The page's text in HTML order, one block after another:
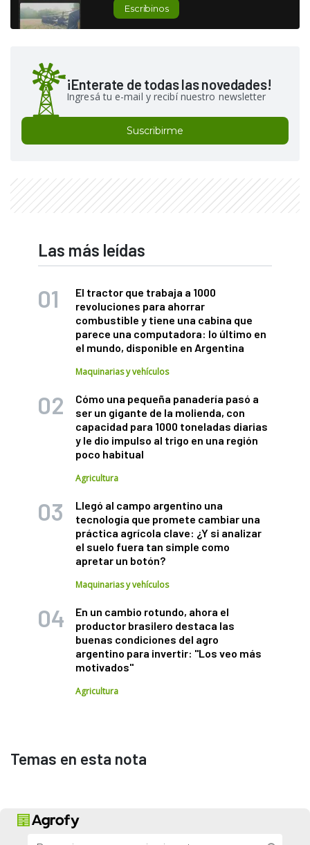
Escribinos
¡Enterate de todas las novedades!
Ingresá tu e-mail y recibí nuestro newsletter
Suscribirme
Las más leídas
El tractor que trabaja a 1000
revoluciones para ahorrar
combustible y tiene una cabina que
parece una computadora: lo último en
el mundo, disponible en Argentina
Maquinarias y vehículos
Cómo una pequeña panadería pasó a
ser un gigante de la molienda, con
capacidad para 1000 toneladas diarias
y le dio impulso al trigo en una región
poco habitual
Agricultura
Llegó al campo argentino una
tecnología que promete cambiar una
práctica agrícola clave: ¿Y si analizar
el suelo fuera tan simple como
apretar un botón?
Maquinarias y vehículos
En un cambio rotundo, ahora el
productor brasilero destaca las
buenas condiciones del agro
argentino para invertir: "Los veo más
motivados"
Agricultura
Temas en esta nota